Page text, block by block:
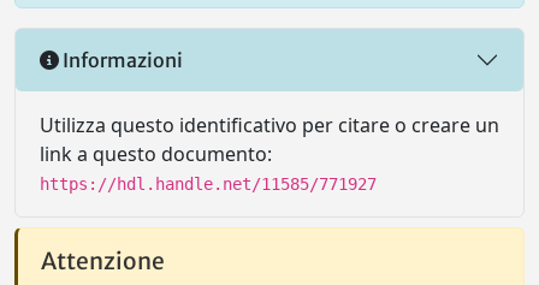
Informazioni
Utilizza questo identificativo per citare o creare un
link a questo documento:
https://hdl.handle.net/11585/771927
Attenzione